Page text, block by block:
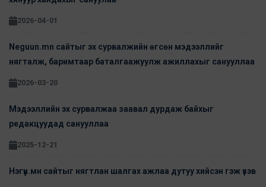
2026-04-01
Neguun.mn сайтыг эх сурвалжийн өгсөн мэдээллийг
нягталж, баримтаар баталгаажуулж ажиллахыг санууллаа
2026-03-20
Мэдээллийн эх сурвалжаа заавал дурдаж байхыг
редакцуудад санууллаа
2025-12-21
Нэгүүн.мн сайтыг нягтлан шалгах ажлаа дутуу хийсэн гэж үзэв